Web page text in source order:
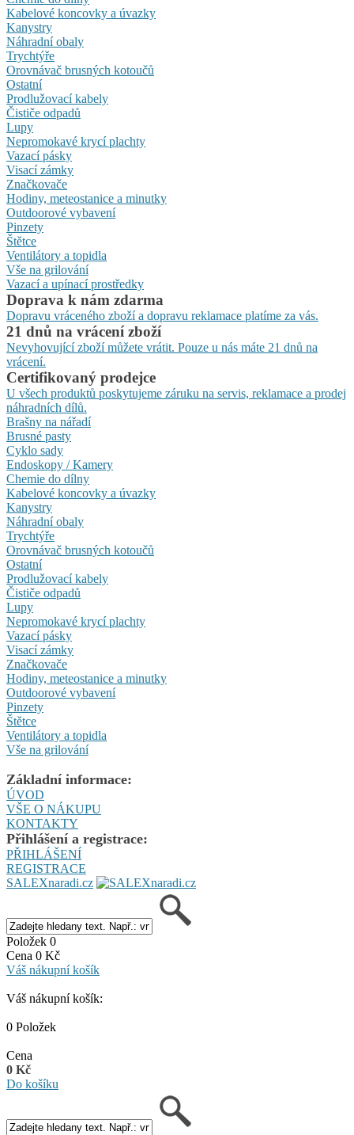
Kabelové koncovky a úvazky
Kanystry
Náhradní obaly
Trychtýře
Orovnávač brusných kotoučů
Ostatní
Prodlužovací kabely
Čističe odpadů
Lupy
Nepromokavé krycí plachty
Vazací pásky
Visací zámky
Značkovače
Hodiny, meteostanice a minutky
Outdoorové vybavení
Pinzety
Štětce
Ventilátory a topidla
Vše na grilování
Vazací a upínací prostředky
Doprava k nám zdarma
Dopravu vráceného zboží a dopravu reklamace platíme za vás.
21 dnů na vrácení zboží
Nevyhovující zboží můžete vrátit. Pouze u nás máte 21 dnů na
vrácení.
Certifikovaný prodejce
U všech produktů poskytujeme záruku na servis, reklamace a prodej
náhradních dílů.
Brašny na nářadí
Brusné pasty
Cyklo sady
Endoskopy / Kamery
Chemie do dílny
Kabelové koncovky a úvazky
Kanystry
Náhradní obaly
Trychtýře
Orovnávač brusných kotoučů
Ostatní
Prodlužovací kabely
Čističe odpadů
Lupy
Nepromokavé krycí plachty
Vazací pásky
Visací zámky
Značkovače
Hodiny, meteostanice a minutky
Outdoorové vybavení
Pinzety
Štětce
Ventilátory a topidla
Vše na grilování
Základní informace:
ÚVOD
VŠE O NÁKUPU
KONTAKTY
Přihlášení a registrace:
PŘIHLÁŠENÍ
REGISTRACE
SALEXnaradi.cz
Položek 0
Cena 0 Kč
Váš nákupní košík
Váš nákupní košík:
0 Položek
Cena
0 Kč
Do košíku